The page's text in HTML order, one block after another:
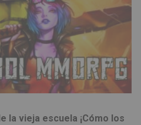
la vieja escuela ¡Cómo los